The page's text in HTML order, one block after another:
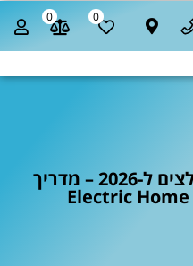
0
0
בלנדרים ושייקרים מומלצים ל-2026 – מדריך